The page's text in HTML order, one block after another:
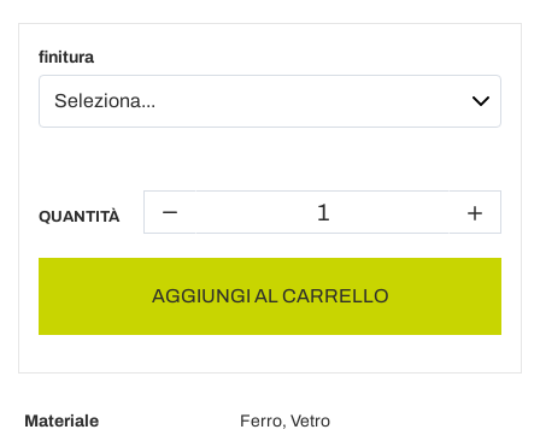
finitura
QUANTITÀ
AGGIUNGI AL CARRELLO
Materiale
Ferro, Vetro